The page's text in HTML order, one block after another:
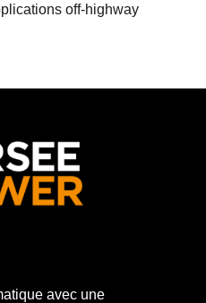
off-highway
avec une